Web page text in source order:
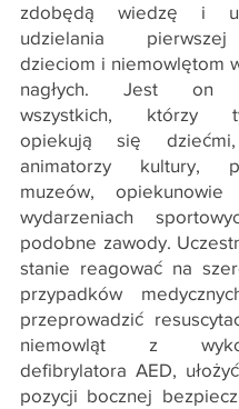
zdobędą wiedzę i
udzielania
dzieciom i niemowlętom
nagłych. Jest on
wszystkich, którzy
opiekują się
animatorzy kultury,
muzeów,
wydarzeniach
podobne zawody.
stanie reagować na
przypadków
przeprowadzić
niemowląt z
defibrylatora AED,
pozycji bocznej